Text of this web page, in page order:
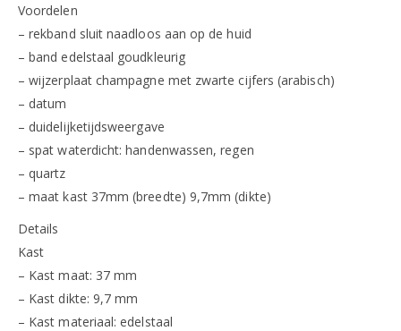
Voordelen
– rekband sluit naadloos aan op de huid
– band edelstaal goudkleurig
– wijzerplaat champagne met zwarte cijfers (arabisch)
– datum
– duidelijketijdsweergave
– spat waterdicht: handenwassen, regen
– quartz
– maat kast 37mm (breedte) 9,7mm (dikte)
Details
Kast
– Kast maat: 37 mm
– Kast dikte: 9,7 mm
– Kast materiaal: edelstaal